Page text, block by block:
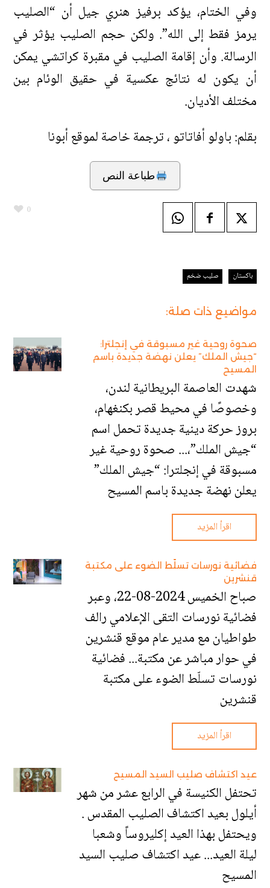
وفي الختام، يؤكد برفيز هنري جيل أن “الصليب
يرمز فقط إلى الله”. ولكن حجم الصليب يؤثر في
الرسالة. وأن إقامة الصليب في مقبرة كراتشي يمكن
أن يكون له نتائج عكسية في حقيق الوئام بين
مختلف الأديان.
بقلم: باولو أفاتاتو ، ترجمة خاصة لموقع أبونا
طباعة النص
0
باكستان صليب ضخم
مواضيع ذات صلة:
صحوة روحية غير مسبوقة في إنجلترا:
“جيش الملك” يعلن نهضة جديدة باسم
المسيح
شهدت العاصمة البريطانية لندن،
وخصوصًا في محيط قصر بكنغهام،
بروز حركة دينية جديدة تحمل اسم
“جيش الملك”،... صحوة روحية غير
مسبوقة في إنجلترا: “جيش الملك”
يعلن نهضة جديدة باسم المسيح
اقرأ المزيد
فضائية نورسات تسلّط الضوء على مكتبة
قنشرين
صباح الخميس 2024-08-22، وعبر
فضائية نورسات التقى الإعلامي رالف
طواطيان مع مدير عام موقع قنشرين
في حوار مباشر عن مكتبة... فضائية
نورسات تسلّط الضوء على مكتبة
قنشرين
اقرأ المزيد
عيد اكتشاف صليب السيد المسيح
تحتفل الكنيسة في الرابع عشر من شهر
أيلول بعيد اكتشاف الصليب المقدس .
ويحتفل بهذا العيد إكليروساً وشعبا
ليلة العيد... عيد اكتشاف صليب السيد
المسيح